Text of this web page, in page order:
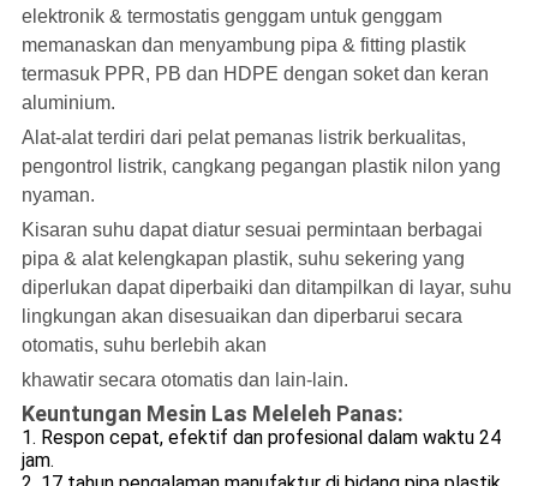
elektronik & termostatis genggam untuk genggam
memanaskan dan menyambung pipa & fitting plastik
termasuk PPR, PB dan HDPE dengan soket dan keran
aluminium.
Alat-alat terdiri dari pelat pemanas listrik berkualitas,
pengontrol listrik, cangkang pegangan plastik nilon yang
nyaman.
Kisaran suhu dapat diatur sesuai permintaan berbagai
pipa & alat kelengkapan plastik, suhu sekering yang
diperlukan dapat diperbaiki dan ditampilkan di layar, suhu
lingkungan akan disesuaikan dan diperbarui secara
otomatis, suhu berlebih akan
khawatir secara otomatis dan lain-lain.
Keuntungan Mesin Las Meleleh Panas:
1. Respon cepat, efektif dan profesional dalam waktu 24
jam.